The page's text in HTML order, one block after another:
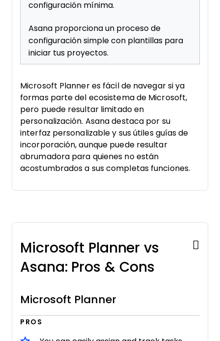
configuración mínima.
Asana proporciona un proceso de
configuración simple con plantillas para
iniciar tus proyectos.
Microsoft Planner es fácil de navegar si ya
formas parte del ecosistema de Microsoft,
pero puede resultar limitado en
personalización. Asana destaca por su
interfaz personalizable y sus útiles guías de
incorporación, aunque puede resultar
abrumadora para quienes no están
acostumbrados a sus completas funciones.
Microsoft Planner vs
Asana: Pros & Cons
Microsoft Planner
PROS